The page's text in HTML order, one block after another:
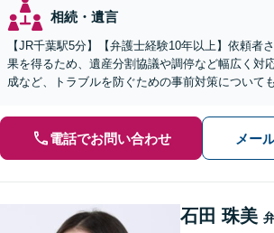
相続・遺言
【JR千葉駅5分】【弁護士経験10年以上】依頼者
果を得るため、遺産分割協議や調停など幅広く対
成など、トラブルを防ぐための事前対策について
電話でお問い合わせ メー
石田 珠美